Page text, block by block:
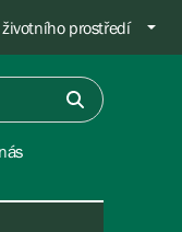
prostředí